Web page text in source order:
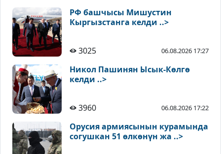
РФ башчысы Мишустин
Кыргызстанга келди ..>
3025 06.08.2026 17:27
Никол Пашинян Ысык-Көлгө
келди ..>
3960 06.08.2026 17:22
Орусия армиясынын курамында
согушкан 51 өлкөнүн жа ..>